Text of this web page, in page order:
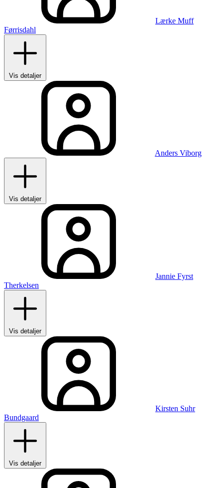
Lærke Muff
Førrisdahl
Vis detaljer
Anders Viborg
Vis detaljer
Jannie Fyrst
Therkelsen
Vis detaljer
Kirsten Suhr
Bundgaard
Vis detaljer